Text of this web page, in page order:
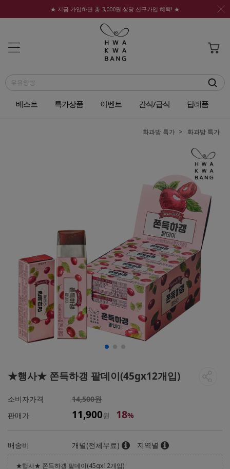
★ 지금 가입하면 총 3,000원 상당 신규가입 혜택! ★
베스트 특가상품 이벤트 간식/급식 답례품
화과방 특가 화과방 특가
★행사★ 쫀득하갱 팥데이(45gx12개입)
소비자가격
14,500원
판매가
11,900원 18%
배송비 개별(전체무료) 지역별
★행사★ 쫀득하갱 팥데이(45gx12개입)